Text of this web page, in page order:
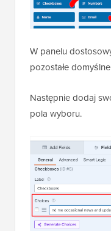
W panelu
pozostałe
Następnie dodaj
pola wyboru.